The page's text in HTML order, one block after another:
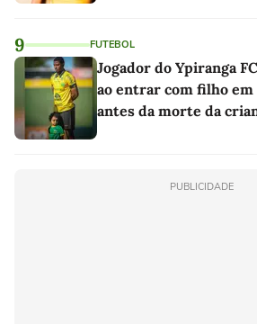
9 FUTEBOL
Jogador do Ypiranga
ao entrar com filho em
antes da morte da
PUBLICIDADE